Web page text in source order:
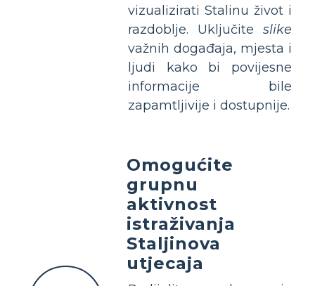
vizualizirati Stalinu život i
razdoblje. Uključite slike
važnih događaja, mjesta i
ljudi kako bi povijesne
informacije bile
zapamtljivije i dostupnije.
Omogućite
grupnu
aktivnost
istraživanja
Staljinova
utjecaja